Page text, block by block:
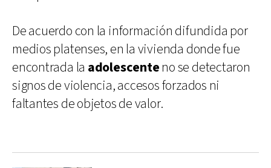
De acuerdo con la información difundida por
medios platenses, en la vivienda donde fue
encontrada la adolescenteno se detectaron
signos de violencia, accesos forzados ni
faltantes de objetos de valor.